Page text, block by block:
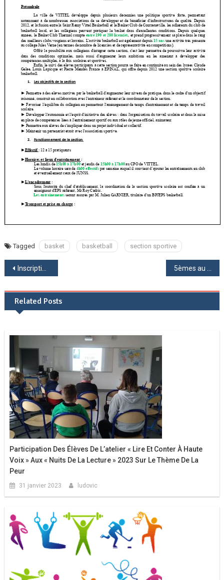
Tagged basket basketball section sportive
Navigation
de
l’article
Inscription section sportive gymnastique 2026-2027
Related Posts
Participation Des Élèves De L’atelier « Lire Et Conter À Haute
Voix » Aux « Nuits De La Lecture » 2023 Sur Le Thème De La
Peur
31 janvier 2023 ludovic